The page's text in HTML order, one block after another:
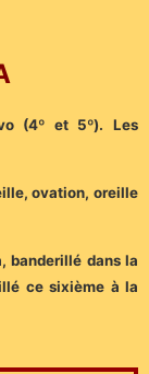
(4º et 5º). Les
ovation, oreille
banderillé dans la
ce sixième à la